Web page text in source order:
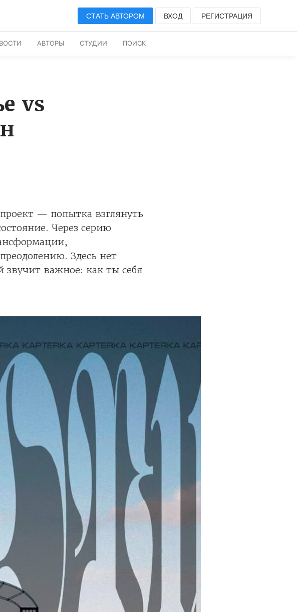
СТАТЬ АВТОРОМ ВХОД РЕГИСТРАЦИЯ
АВТОРЫ СТУДИИ ПОИСК
vs
— попытка взглянуть
Через серию
Здесь нет
звучит важное: как ты себя